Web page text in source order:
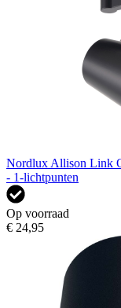
Nordlux Allison Link
- 1-lichtpunten
Op voorraad
€ 24,95